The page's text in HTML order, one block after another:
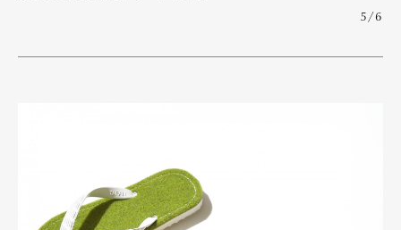
5/6